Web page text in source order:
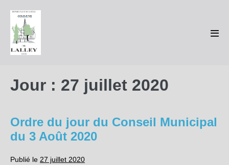
contenu
Jour : 27 juillet 2020
Ordre du jour du Conseil Municipal
du 3 Août 2020
Publié le 27 juillet 2020